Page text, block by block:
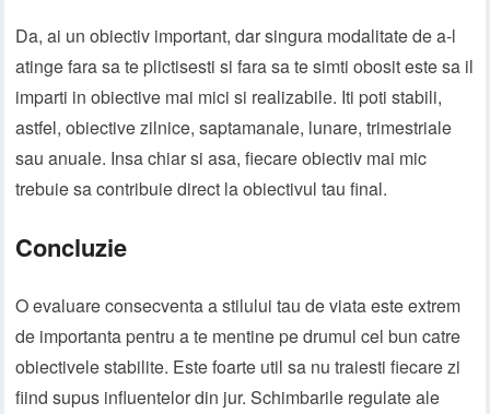
Da, ai un obiectiv important, dar singura modalitate de a-l
atinge fara sa te plictisesti si fara sa te simti obosit este sa il
imparti in obiective mai mici si realizabile. Iti poti stabili,
astfel, obiective zilnice, saptamanale, lunare, trimestriale
sau anuale. Insa chiar si asa, fiecare obiectiv mai mic
trebuie sa contribuie direct la obiectivul tau final.
Concluzie
O evaluare consecventa a stilului tau de viata este extrem
de importanta pentru a te mentine pe drumul cel bun catre
obiectivele stabilite. Este foarte util sa nu traiesti fiecare zi
fiind supus influentelor din jur. Schimbarile regulate ale